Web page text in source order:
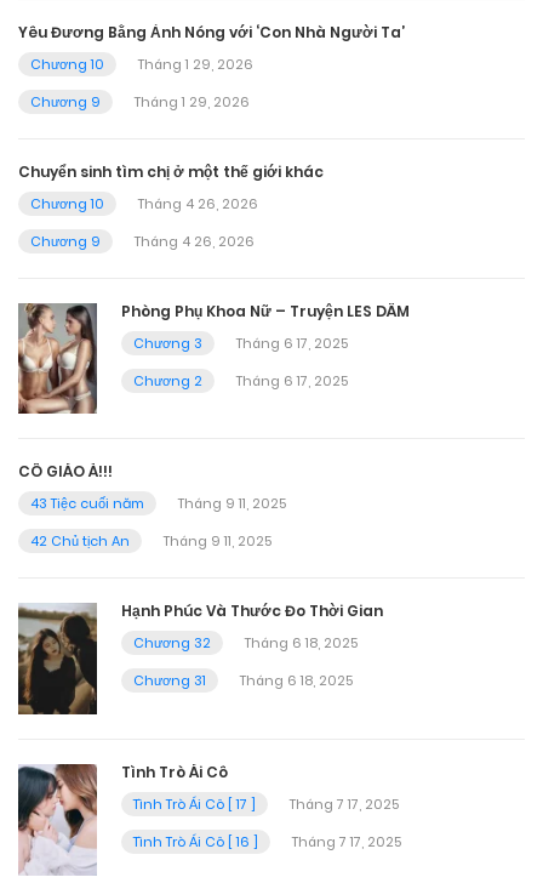
Yêu Đương Bằng Ảnh Nóng với ‘Con Nhà Người Ta’
Chương 10
Tháng 1 29, 2026
Chương 9
Tháng 1 29, 2026
Chuyển sinh tìm chị ở một thế giới khác
Chương 10
Tháng 4 26, 2026
Chương 9
Tháng 4 26, 2026
Phòng Phụ Khoa Nữ – Truyện LES DÂM
Chương 3
Tháng 6 17, 2025
Chương 2
Tháng 6 17, 2025
CÔ GIÁO À!!!
43 Tiệc cuối năm
Tháng 9 11, 2025
42 Chủ tịch An
Tháng 9 11, 2025
Hạnh Phúc Và Thước Đo Thời Gian
Chương 32
Tháng 6 18, 2025
Chương 31
Tháng 6 18, 2025
Tình Trò Ái Cô
Tình Trò Ái Cô [ 17 ]
Tháng 7 17, 2025
Tình Trò Ái Cô [ 16 ]
Tháng 7 17, 2025